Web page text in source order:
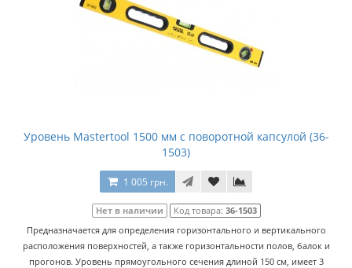
Уровень Mastertool 1500 мм с поворотной капсулой (36-
1503)
1 005 грн.
Нет в наличии Код товара: 36-1503
Предназначается для определения горизонтального и вертикального
расположения поверхностей, а также горизонтальности полов, балок и
прогонов. Уровень прямоугольного сечения длиной 150 см, имеет 3